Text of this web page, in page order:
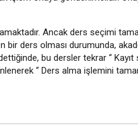
Ancak ders seçimi
bir ders olması durumunda,
bu dersler tekrar “ Kayıt
“ Ders alma işlemini